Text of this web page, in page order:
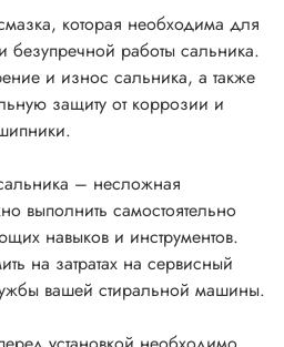
которая необходима для
работы сальника.
и износ сальника, а также
защиту от коррозии и
– несложная
выполнить самостоятельно
навыков и инструментов.
на затратах на сервисный
вашей стиральной машины.